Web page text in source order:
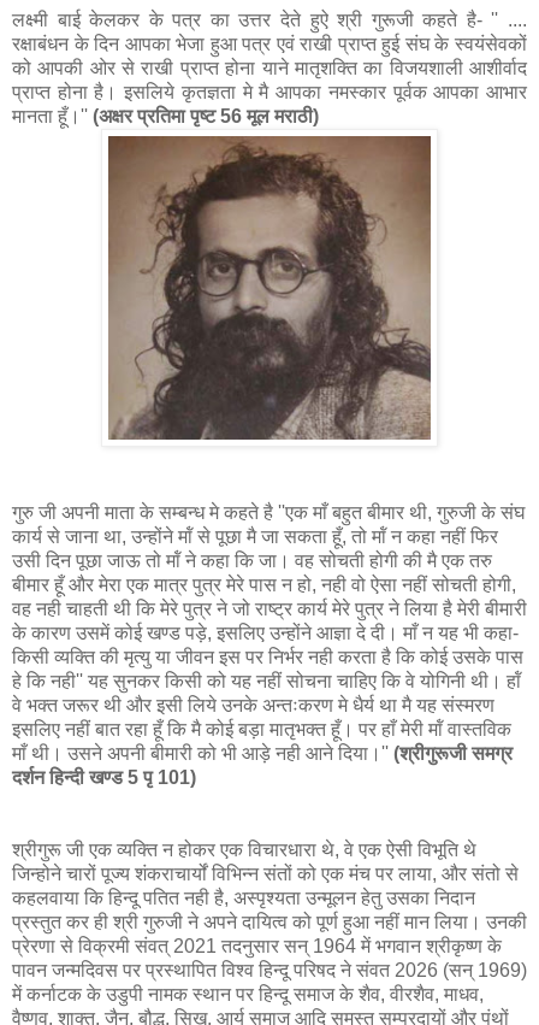
लक्ष्मी बाई केलकर के पत्र का उत्तर देते हुऐ श्री गुरूजी कहते है- '' ....
रक्षाबंधन के दिन आपका भेजा हुआ पत्र एवं राखी प्राप्त हुई संघ के स्वयंसेवकों
को आपकी ओर से राखी प्राप्त होना याने मातृशक्ति का विजयशाली आशीर्वाद
प्राप्‍त होना है। इसलिये कृतज्ञता मे मै आपका नमस्कार पूर्वक आपका आभार
मानता हूँ।'' (अक्षर प्रतिमा पृष्‍ट 56 मूल मराठी)
गुरु जी अपनी माता के सम्‍बन्‍ध मे कहते है ''एक माँ बहुत बीमार थी, गुरुजी के संघ
कार्य से जाना था, उन्होंने मॉं से पूछा मै जा सकता हूँ, तो मॉं न कहा नहीं फिर
उसी दिन पूछा जाऊ तो मॉं ने कहा कि जा। वह सोचती होगी की मै एक तरु
बीमार हूँ और मेरा एक मात्र पुत्र मेरे पास न हो, नही वो ऐसा नहीं सोचती होगी,
वह नही चाहती थी कि मेरे पुत्र ने जो राष्‍ट्र कार्य मेरे पुत्र ने लिया है मेरी बीमारी
के कारण उसमें कोई खण्ड पड़े, इसलिए उन्होंने आज्ञा दे दी। माँ न यह भी कहा-
किसी व्यक्ति की मृत्यु या जीवन इस पर निर्भर नही करता है कि कोई उसके पास
हे कि नही'' यह सुनकर किसी को यह नहीं सोचना चाहिए कि वे योगिनी थी। हॉं
वे भक्त जरूर थी और इसी लिये उनके अन्तःकरण मे धैर्य था मै यह संस्मरण
इसलिए नहीं बात रहा हूँ कि मै कोई बड़ा मातृभक्त हूँ। पर हाँ मेरी मॉं वास्तविक
माँ थी। उसने अपनी बीमारी को भी आड़े नही आने दिया।'' (श्रीगुरूजी समग्र
दर्शन हिन्‍दी खण्‍ड 5 पृ 101)
श्रीगुरू जी एक व्‍यक्ति न होकर एक विचारधारा थे, वे एक ऐसी विभूति थे
जिन्‍होने चारों पूज्य शंकराचार्यों विभिन्न संतों को एक मंच पर लाया, और संतो से
कहलवाया कि हिन्‍दू पतित नही है, अस्पृश्यता उन्मूलन हेतु उसका निदान
प्रस्तुत कर ही श्री गुरुजी ने अपने दायित्व को पूर्ण हुआ नहीं मान लिया। उनकी
प्रेरणा से विक्रमी संवत् 2021 तदनुसार सन् 1964 में भगवान श्रीकृष्ण के
पावन जन्मदिवस पर प्रस्थापित विश्व हिन्दू परिषद ने संवत 2026 (सन् 1969)
में कर्नाटक के उडुपी नामक स्थान पर हिन्दू समाज के शैव, वीरशैव, माधव,
वैष्णव, शाक्त, जैन, बौद्ध, सिख, आर्य समाज आदि समस्त सम्प्रदायों और पंथों